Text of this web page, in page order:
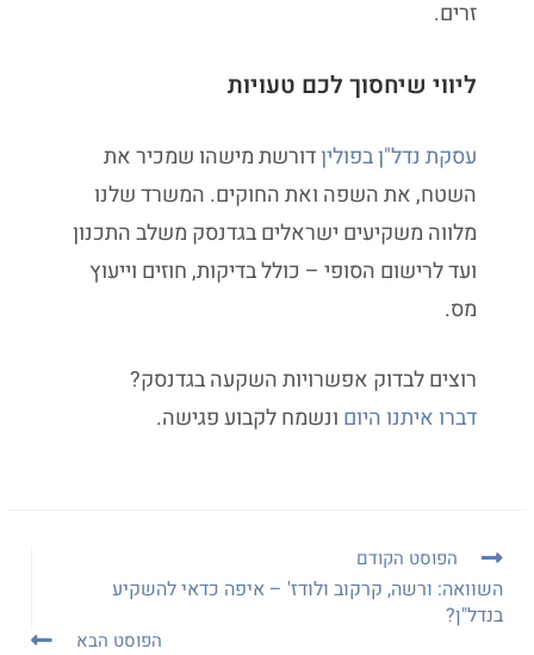
זרים.
ליווי שיחסוך לכם טעויות
עסקת נדל"ן בפוליןדורשת מישהו שמכיר את
השטח, את השפה ואת החוקים. המשרד שלנו
מלווה משקיעים ישראלים בגדנסק משלב התכנון
ועד לרישום הסופי – כולל בדיקות, חוזים וייעוץ
מס.
רוצים לבדוק אפשרויות השקעה בגדנסק?
דברו איתנו היום ונשמח לקבוע פגישה.
הפוסט הקודם
השוואה: ורשה, קרקוב ולודז' – איפה כדאי להשקיע
בנדל"ן?
הפוסט הבא